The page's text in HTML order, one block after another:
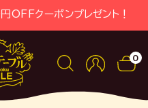
クーポンプレゼント！
0